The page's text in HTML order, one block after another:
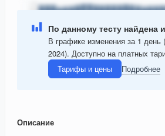
По данному тесту найдена
В графике изменения за 1 день
2024). Доступно на платных
Тарифы и цены
Подробнее
Описание